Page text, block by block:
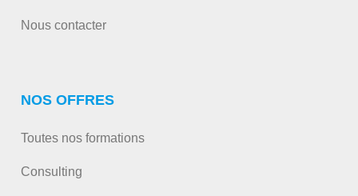
Nous contacter
NOS OFFRES
Toutes nos formations
Consulting